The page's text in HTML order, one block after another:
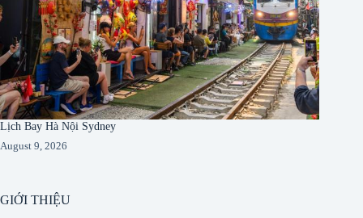
Lịch Bay Hà Nội Sydney
August 9, 2026
GIỚI THIỆU